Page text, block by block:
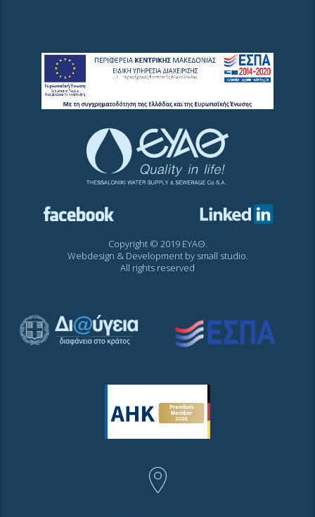
Copyright © 2019 ΕΥΑΘ.
Webdesign & Development by small studio.
All rights reserved